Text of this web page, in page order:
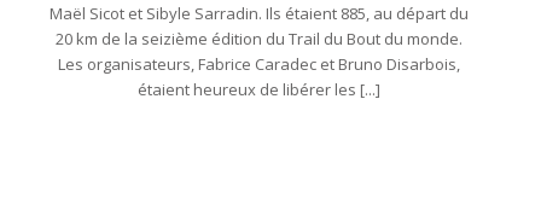
Maël Sicot et Sibyle Sarradin. Ils étaient 885, au départ du
20 km de la seizième édition du Trail du Bout du monde.
Les organisateurs, Fabrice Caradec et Bruno Disarbois,
étaient heureux de libérer les [...]